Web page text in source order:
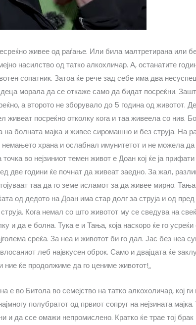
живее од раѓање. Или била малтретирана или
насилство од татко алкохличар. А, останатите
сопатник. Затоа ќе рече зад себе има два
морала да се откаже само да бидат посреќни.
а второто не зборувало до 5 година од животот.
живеат посреќно отколку кога и таа живеела со нив.
на болната мајка и живее сиромашно и без струја. На
немањето храна и ослабнал имунитетот и не можела
во нејзиниот темен живот е Доан кој ќе ја
две години ќе почнат да живеат заедно. За жал,
таа да го земе исламот за да живее мирно.
од дедото на Доан има стар долг за струја и од
Кога немал со што животот му се сведува на
и да е болна. Тука е и Тања, која наскоро ќе го
среќа. За неа и животот би го дал. Јас без неа
леб највкусен оброк. Само и двајцата ќе
ние ќе продолжиме да го цениме животот!„
е во Битола во семејство на татко алкохоличар, кој
полубратот од првиот сопруг на нејзината
и да ссе омажи непромислено. Кратко ќе трае тој брак